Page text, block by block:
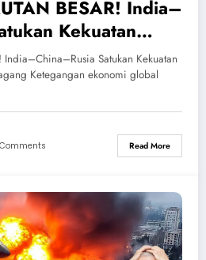
BESAR! India–
Kekuatan
Perang Dagang
India–China–Rusia Satukan Kekuatan
Ketegangan ekonomi global
Read More